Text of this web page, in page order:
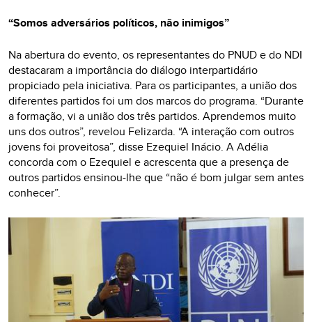
“Somos adversários políticos, não inimigos”
Na abertura do evento, os representantes do PNUD e do NDI
destacaram a importância do diálogo interpartidário
propiciado pela iniciativa. Para os participantes, a união dos
diferentes partidos foi um dos marcos do programa. “Durante
a formação, vi a união dos três partidos. Aprendemos muito
uns dos outros”, revelou Felizarda. “A interação com outros
jovens foi proveitosa”, disse Ezequiel Inácio. A Adélia
concorda com o Ezequiel e acrescenta que a presença de
outros partidos ensinou-lhe que “não é bom julgar sem antes
conhecer”.